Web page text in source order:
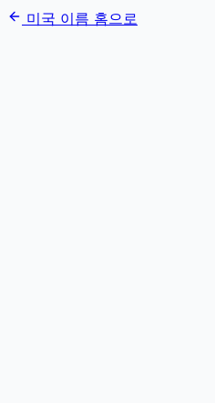
미국 이름 홈으로